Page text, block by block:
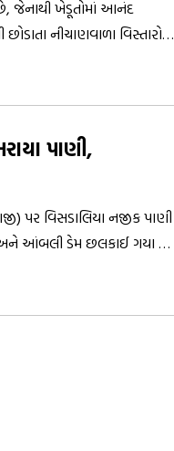
જેનાથી ખેડૂતોમાં આનંદ
નીચાણવાળા વિસ્તારોને
પાણી,
પર વિસડાલિયા નજીક પાણી
અને આંબલી ડેમ છલકાઈ ગયા છે,